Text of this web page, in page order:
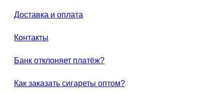
Доставка и оплата
Контакты
Банк отклоняет платёж?
Как заказать сигареты оптом?